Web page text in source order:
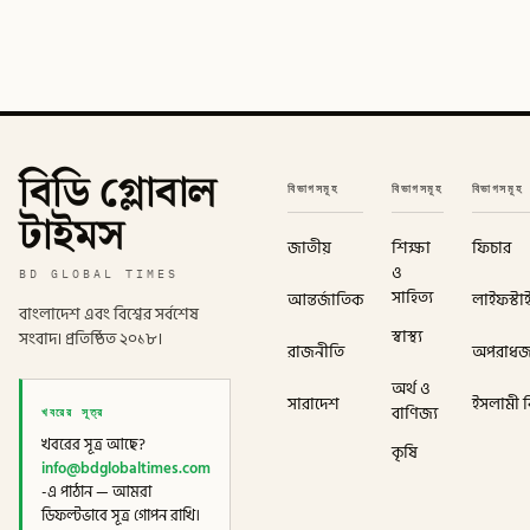
বিডি গ্লোবাল
টাইমস
BD GLOBAL TIMES
বাংলাদেশ এবং বিশ্বের সর্বশেষ
সংবাদ। প্রতিষ্ঠিত ২০১৮।
খবরের সূত্র
খবরের সূত্র আছে?
info@bdglobaltimes.com
-এ পাঠান — আমরা
ডিফল্টভাবে সূত্র গোপন রাখি।
বিভাগসমূহ
জাতীয়
আন্তর্জাতিক
রাজনীতি
সারাদেশ
বিভাগসমূহ
শিক্ষা
ও
সাহিত্য
স্বাস্থ্য
অর্থ ও
বাণিজ্য
কৃষি
বিভাগসমূহ
ফিচার
ইসলামী